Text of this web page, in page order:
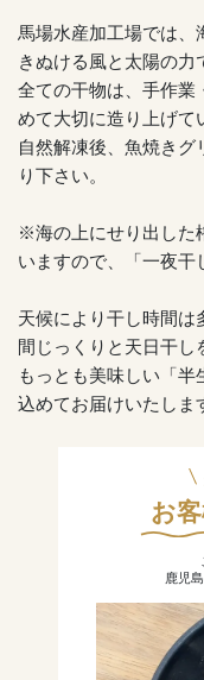
馬場水産加工場では、
きぬける風と太陽の力
全ての干物は、手作業
めて大切に造り上げて
自然解凍後、魚焼き
り下さい。
※海の上にせり出した
いますので、「一夜干
天候により干し時間は
間じっくりと天日干し
もっとも美味しい「
込めてお届けいたしま
お
鹿児